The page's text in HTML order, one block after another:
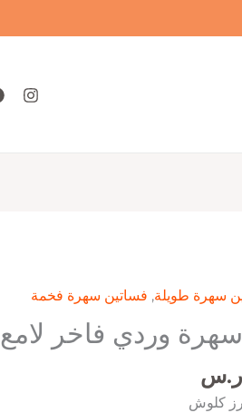
سهرة طويلة, فساتين سهرة فخمة
وردي فاخر لامع
ر.س
كلوش